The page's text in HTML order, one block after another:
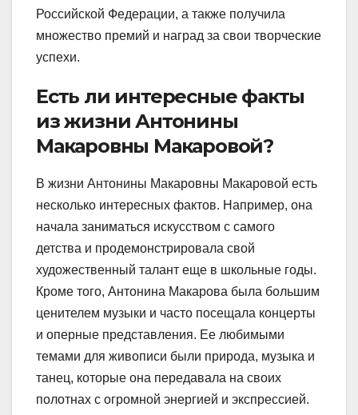
Российской Федерации, а также получила
множество премий и наград за свои творческие
успехи.
Есть ли интересные факты
из жизни Антонины
Макаровны Макаровой?
В жизни Антонины Макаровны Макаровой есть
несколько интересных фактов. Например, она
начала заниматься искусством с самого
детства и продемонстрировала свой
художественный талант еще в школьные годы.
Кроме того, Антонина Макарова была большим
ценителем музыки и часто посещала концерты
и оперные представления. Ее любимыми
темами для живописи были природа, музыка и
танец, которые она передавала на своих
полотнах с огромной энергией и экспрессией.